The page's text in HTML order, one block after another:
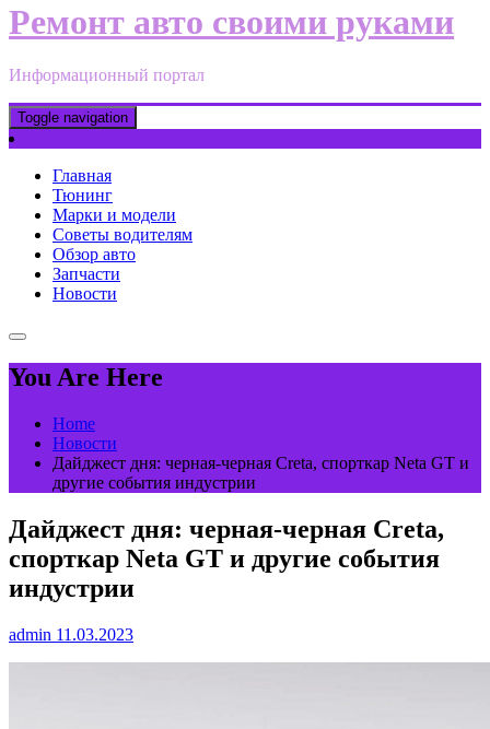
Ремонт авто своими руками
Информационный портал
Toggle navigation
Главная
Тюнинг
Марки и модели
Советы водителям
Обзор авто
Запчасти
Новости
You Are Here
Home
Новости
Дайджест дня: черная-черная Creta, спорткар Neta GT и
другие события индустрии
Дайджест дня: черная-черная Creta,
спорткар Neta GT и другие события
индустрии
admin 11.03.2023